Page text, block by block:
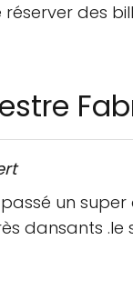
des
un
dansants .le